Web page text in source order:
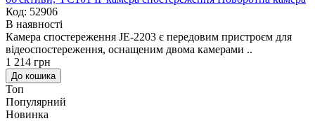
Код: 52906
В наявності
Камера спостереження JE-2203 є передовим пристроєм для
відеоспостереження, оснащеним двома камерами ..
1 214 грн
До кошика
Топ
Популярний
Новинка